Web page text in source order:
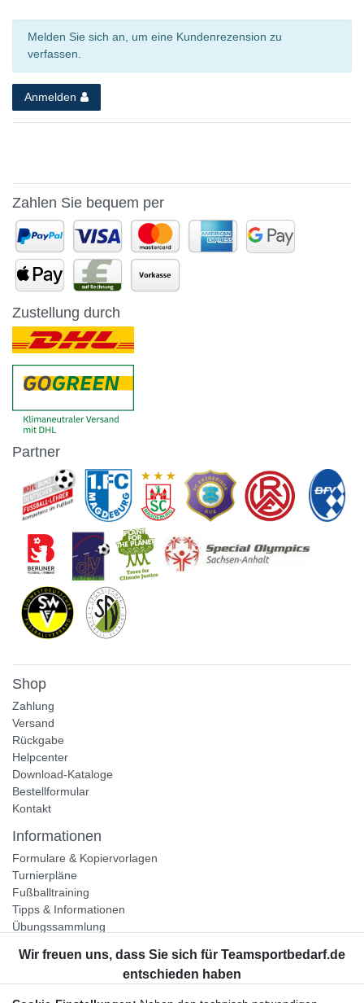
Melden Sie sich an, um eine Kundenrezension zu
verfassen.
Anmelden
Zahlen Sie bequem per
Zustellung durch
Partner
Shop
Zahlung
Versand
Rückgabe
Helpcenter
Download-Kataloge
Bestellformular
Kontakt
Informationen
Formulare & Kopiervorlagen
Turnierpläne
Fußballtraining
Tipps & Informationen
Übungssammlung
Unternehmen